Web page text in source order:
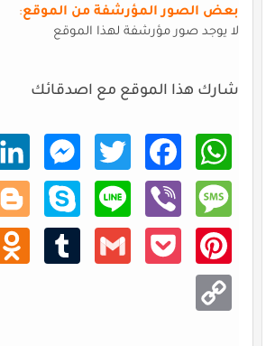
بعض الصور المؤرشفة من الموقع:
لا يوجد صور مؤرشفة لهذا الموقع
شارك هذا الموقع مع اصدقائك
What
sApp
Faceb
ook
Twitt
er
Mess
enger
Linke
dIn
Mess
age
Viber
Line
Skype
Blogg
er
Pinte
rest
Pocke
Gmail
Tumb
Odno
klass
niki
Copy
Link